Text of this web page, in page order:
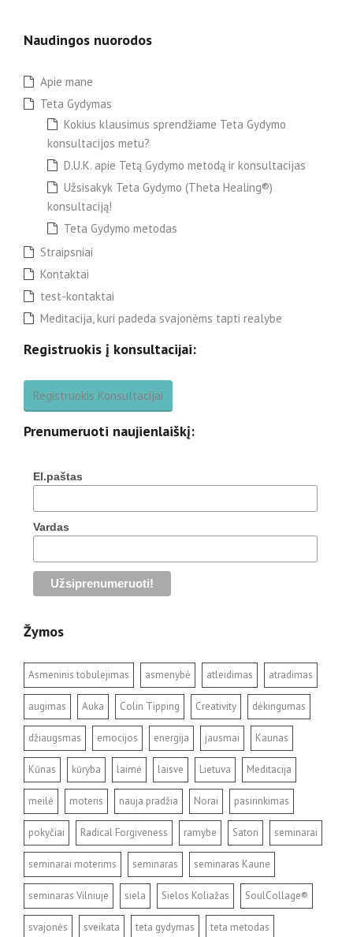
Naudingos nuorodos
Apie mane
Teta Gydymas
Kokius klausimus sprendžiame Teta Gydymo
konsultacijos metu?
D.U.K. apie Tetą Gydymo metodą ir konsultacijas
Užsisakyk Teta Gydymo (Theta Healing®)
konsultaciją!
Teta Gydymo metodas
Straipsniai
Kontaktai
test-kontaktai
Meditacija, kuri padeda svajonėms tapti realybe
Registruokis į konsultacijai:
Registruokis Konsultacijai
Prenumeruoti naujienlaiškį:
El.paštas
Vardas
Žymos
Asmeninis tobulejimas asmenybė atleidimas atradimas
augimas Auka Colin Tipping Creativity dėkingumas
džiaugsmas emocijos energija jausmai Kaunas
Kūnas kūryba laimė laisve Lietuva Meditacija
meilė moteris nauja pradžia Norai pasirinkimas
pokyčiai Radical Forgiveness ramybe Satori seminarai
seminarai moterims seminaras seminaras Kaune
seminaras Vilniuje siela Sielos Koliažas SoulCollage®
svajonės sveikata teta gydymas teta metodas